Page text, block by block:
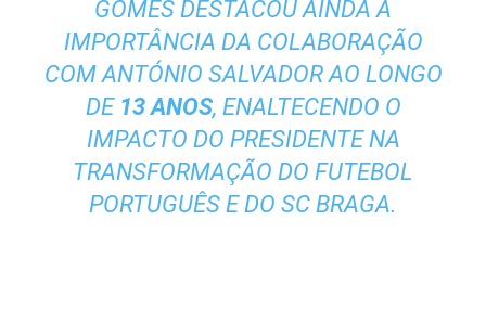
GOMES DESTACOU AINDA A
IMPORTÂNCIA DA COLABORAÇÃO
COM ANTÓNIO SALVADOR AO LONGO
DE 13 ANOS, ENALTECENDO O
IMPACTO DO PRESIDENTE NA
TRANSFORMAÇÃO DO FUTEBOL
PORTUGUÊS E DO SC BRAGA.